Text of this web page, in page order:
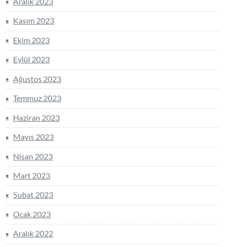
Kasım 2023
Ekim 2023
Eylül 2023
Ağustos 2023
Temmuz 2023
Haziran 2023
Mayıs 2023
Nisan 2023
Mart 2023
Şubat 2023
Ocak 2023
Aralık 2022